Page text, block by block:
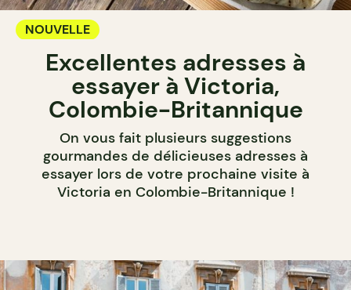
NOUVELLE
Excellentes adresses à
essayer à Victoria,
Colombie-Britannique
On vous fait plusieurs suggestions
gourmandes de délicieuses adresses à
essayer lors de votre prochaine visite à
Victoria en Colombie-Britannique !